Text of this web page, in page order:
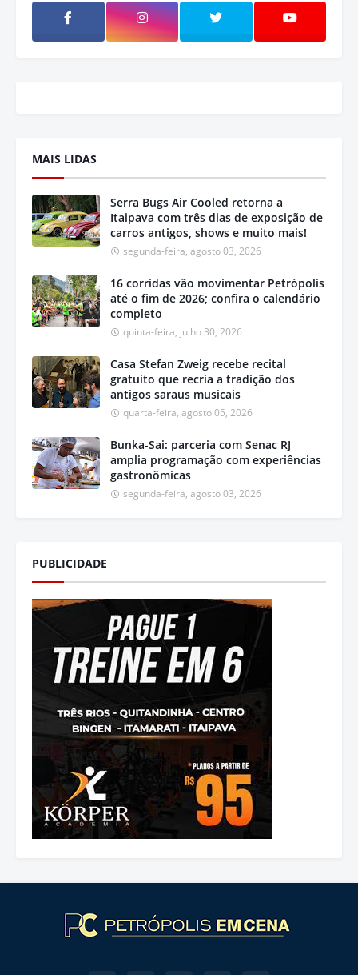
MAIS LIDAS
Serra Bugs Air Cooled retorna a
Itaipava com três dias de exposição de
carros antigos, shows e muito mais!
segunda-feira, agosto 03, 2026
16 corridas vão movimentar Petrópolis
até o fim de 2026; confira o calendário
completo
quinta-feira, julho 30, 2026
Casa Stefan Zweig recebe recital
gratuito que recria a tradição dos
antigos saraus musicais
quarta-feira, agosto 05, 2026
Bunka-Sai: parceria com Senac RJ
amplia programação com experiências
gastronômicas
segunda-feira, agosto 03, 2026
PUBLICIDADE